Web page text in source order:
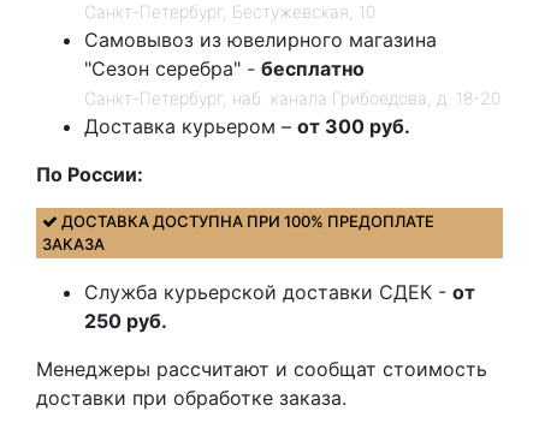
Санкт-Петербург, Бестужевская, 10
Самовывоз из ювелирного магазина
"Сезон серебра" - бесплатно
Санкт-Петербург, наб. канала Грибоедова, д. 18-20
Доставка курьером – от 300 руб.
По России:
ДОСТАВКА ДОСТУПНА ПРИ 100% ПРЕДОПЛАТЕ
ЗАКАЗА
Служба курьерской доставки СДЕК - от
250 руб.
Менеджеры рассчитают и сообщат стоимость
доставки при обработке заказа.